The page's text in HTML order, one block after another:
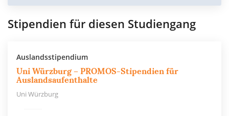
Stipendien für diesen Studiengang
Auslandsstipendium
Uni Würzburg – PROMOS-Stipendien für
Auslandsaufenthalte
Uni Würzburg